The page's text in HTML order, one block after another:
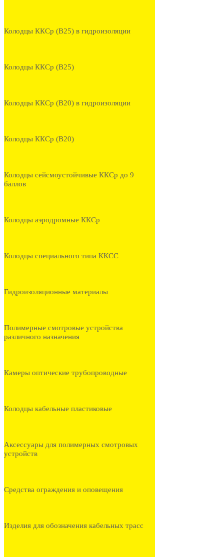
Колодцы ККСр (В25) в гидроизоляции
Колодцы ККСр (В25)
Колодцы ККСр (В20) в гидроизоляции
Колодцы ККСр (В20)
Колодцы сейсмоустойчивые ККСр до 9
баллов
Колодцы аэродромные ККСр
Колодцы специального типа ККСС
Гидроизоляционные материалы
Полимерные смотровые устройства
различного назначения
Камеры оптические трубопроводные
Колодцы кабельные пластиковые
Аксессуары для полимерных смотровых
устройств
Средства ограждения и оповещения
Изделия для обозначения кабельных трасс